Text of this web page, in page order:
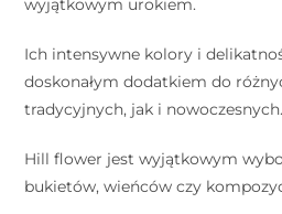
wyjątkowym urokiem.
Ich intensywne kolory i
doskonałym dodatkiem do
tradycyjnych, jak i nowoczesnych.
Hill flower jest wyjątkowym
bukietów, wieńców czy